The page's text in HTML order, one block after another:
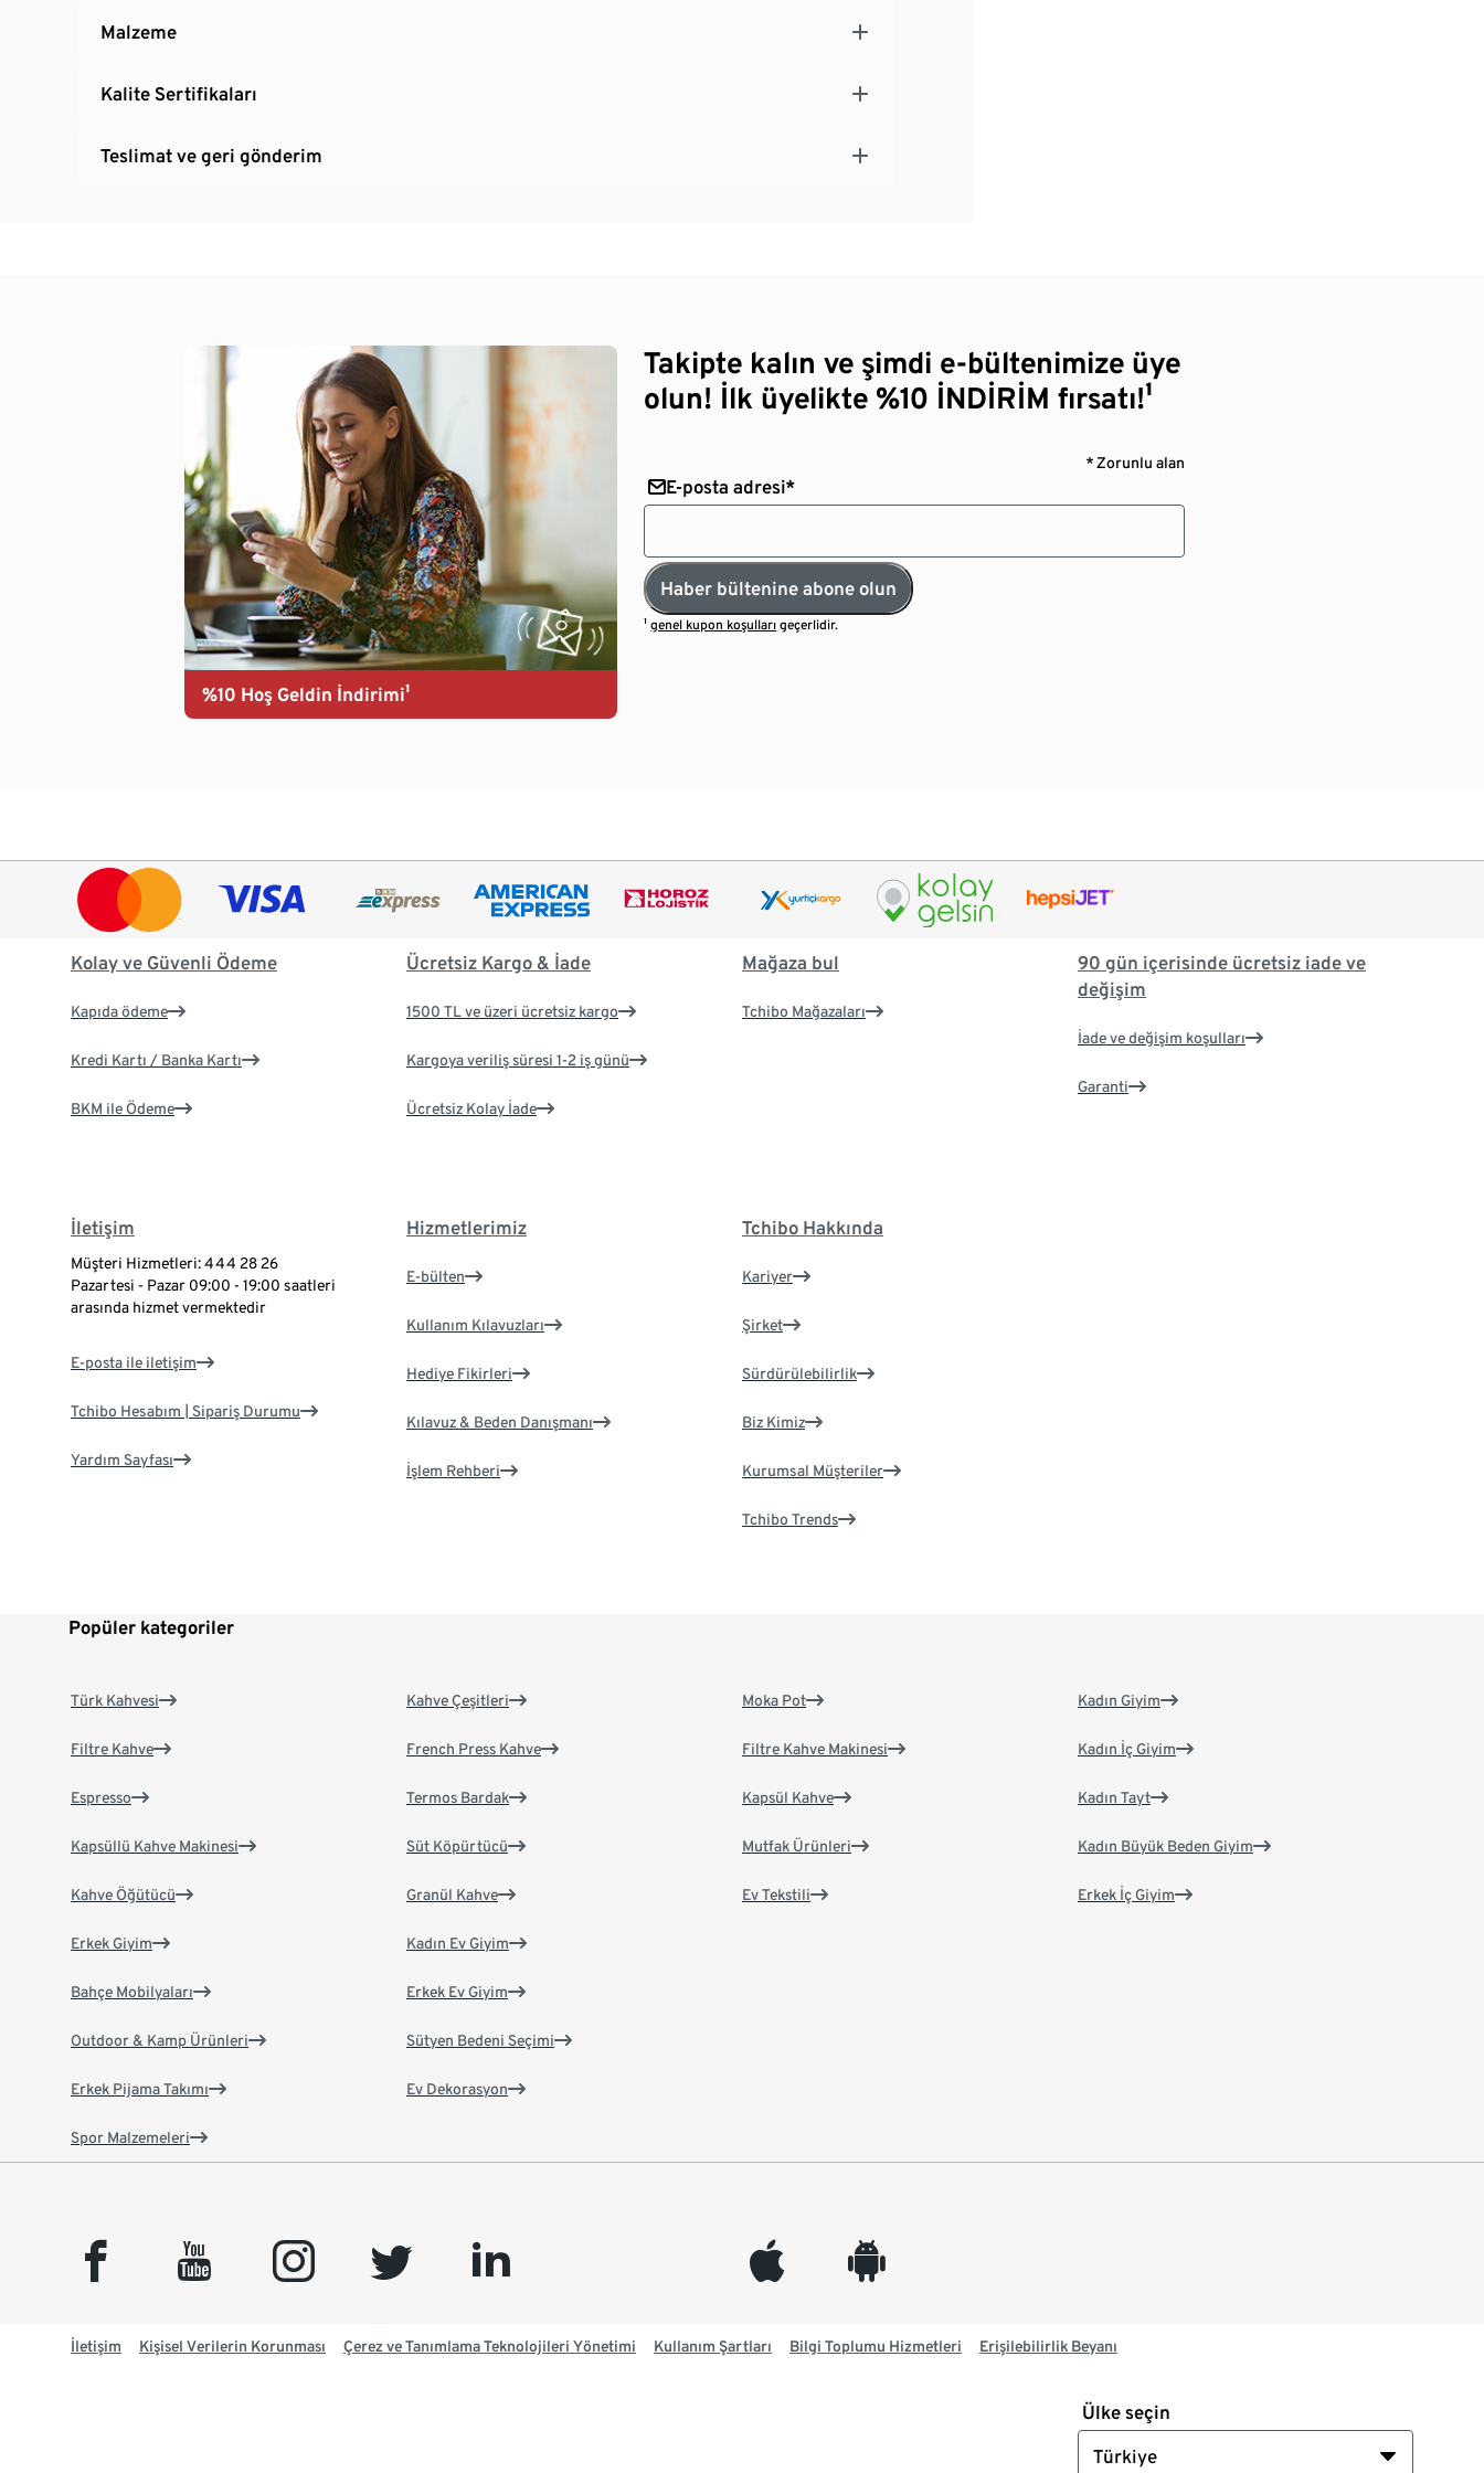
Malzeme
Kalite Sertifikaları
Teslimat ve geri gönderim
%10 Hoş Geldin İndirimi¹
Takipte kalın ve şimdi e-bültenimize üye
olun! İlk üyelikte %10 İNDİRİM fırsatı!¹
* Zorunlu alan
E-posta adresi*
Haber bültenine abone olun
¹genel kupon koşulları geçerlidir.
Kolay ve Güvenli Ödeme
Kapıda ödeme
Kredi Kartı / Banka Kartı
BKM ile Ödeme
Ücretsiz Kargo & İade
1500 TL ve üzeri ücretsiz kargo
Kargoya veriliş süresi 1-2 iş günü
Ücretsiz Kolay İade
Mağaza bul
Tchibo Mağazaları
90 gün içerisinde ücretsiz iade ve
değişim
İade ve değişim koşulları
Garanti
İletişim
Müşteri Hizmetleri: 444 28 26
Pazartesi - Pazar 09:00 - 19:00 saatleri
arasında hizmet vermektedir
E-posta ile iletişim
Tchibo Hesabım | Sipariş Durumu
Yardım Sayfası
Hizmetlerimiz
E-bülten
Kullanım Kılavuzları
Hediye Fikirleri
Kılavuz & Beden Danışmanı
İşlem Rehberi
Tchibo Hakkında
Kariyer
Şirket
Sürdürülebilirlik
Biz Kimiz
Kurumsal Müşteriler
Tchibo Trends
Popüler kategoriler
Türk Kahvesi
Filtre Kahve
Espresso
Kapsüllü Kahve Makinesi
Kahve Öğütücü
Kahve Çeşitleri
French Press Kahve
Termos Bardak
Süt Köpürtücü
Granül Kahve
Moka Pot
Filtre Kahve Makinesi
Kapsül Kahve
Mutfak Ürünleri
Ev Tekstili
Kadın Giyim
Kadın İç Giyim
Kadın Tayt
Kadın Büyük Beden Giyim
Erkek İç Giyim
Erkek Giyim
Bahçe Mobilyaları
Outdoor & Kamp Ürünleri
Erkek Pijama Takımı
Spor Malzemeleri
Kadın Ev Giyim
Erkek Ev Giyim
Sütyen Bedeni Seçimi
Ev Dekorasyon
facebook youtube instagram twitter linkedin appleinc android
İletişim Kişisel Verilerin Korunması Çerez ve Tanımlama Teknolojileri Yönetimi Kullanım Şartları Bilgi Toplumu Hizmetleri Erişilebilirlik Beyanı
Ülke seçin
Türkiye